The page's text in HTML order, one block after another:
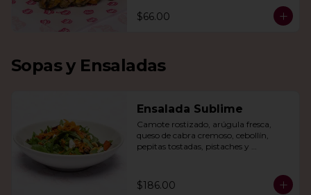
$66.00
Sopas y Ensaladas
Ensalada Sublime
Camote rostizado, arúgula fresca,
queso de cabra cremoso, cebollín,
pepitas tostadas, pistaches y
$186.00